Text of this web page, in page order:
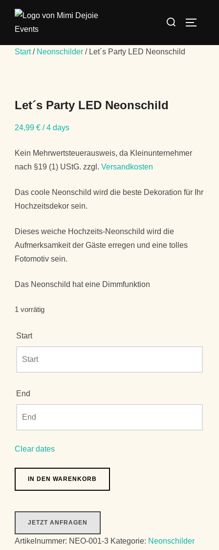
Start/ Neonschilder / Let´s Party LED Neonschild
Let´s Party LED Neonschild
24,99 € / 4 days
Kein Mehrwertsteuerausweis, da Kleinunternehmer
nach §19 (1) UStG. zzgl. Versandkosten
Das coole Neonschild wird die beste Dekoration für Ihr
Hochzeitsdekor sein.
Dieses weiche Hochzeits-Neonschild wird die
Aufmerksamkeit der Gäste erregen und eine tolles
Fotomotiv sein.
Das Neonschild hat eine Dimmfunktion
1 vorrätig
Start
End
Clear dates
IN DEN WARENKORB
JETZT ANFRAGEN
Artikelnummer: NEO-001-3 Kategorie: Neonschilder